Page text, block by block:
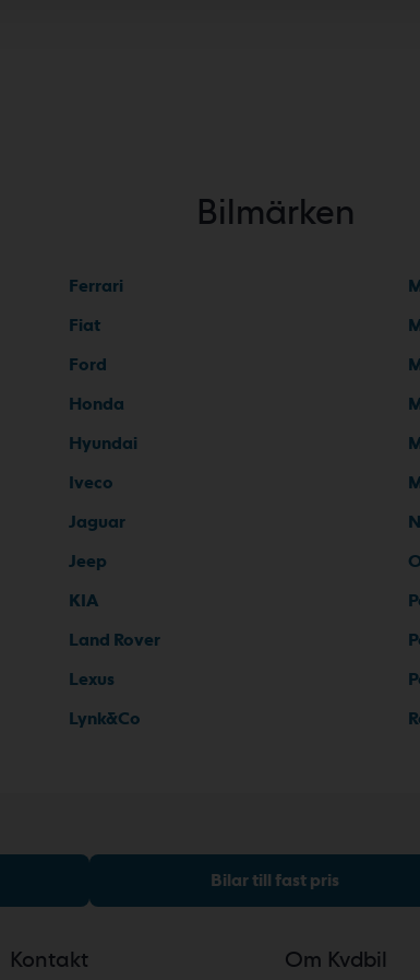
Bilmärken
Ferrari
Fiat
Ford
Honda
Hyundai
Iveco
Jaguar
Jeep
KIA
Land Rover
Lexus
Lynk&Co
Bilar till fast pris
Kontakt Om Kvdbil